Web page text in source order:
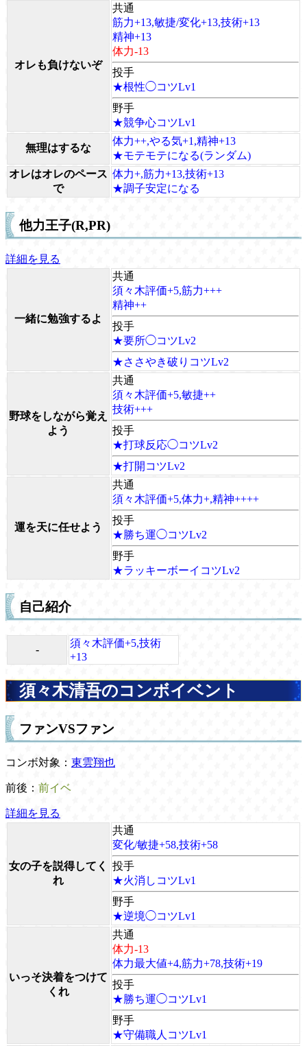
オレも負けないぞ
共通
筋力+13,敏捷/変化+13,技術+13
精神+13
体力-13
投手
★根性◯コツLv1
野手
★競争心コツLv1
無理はするな
体力++,やる気+1,精神+13
★モテモテになる(ランダム)
オレはオレのペース
で
体力+,筋力+13,技術+13
★調子安定になる
他力王子(R,PR)
詳細を見る
一緒に勉強するよ
共通
須々木評価+5,筋力+++
精神++
投手
★要所◯コツLv2
★ささやき破りコツLv2
野球をしながら覚え
よう
共通
須々木評価+5,敏捷++
技術+++
投手
★打球反応◯コツLv2
★打開コツLv2
運を天に任せよう
共通
須々木評価+5,体力+,精神++++
投手
★勝ち運◯コツLv2
野手
★ラッキーボーイコツLv2
自己紹介
-
須々木評価+5,技術
+13
須々木清吾のコンボイベント
ファンVSファン
コンボ対象： 東雲翔也
前後： 前イベ
詳細を見る
女の子を説得してく
れ
共通
変化/敏捷+58,技術+58
投手
★火消しコツLv1
野手
★逆境◯コツLv1
いっそ決着をつけて
くれ
共通
体力-13
体力最大値+4,筋力+78,技術+19
投手
★勝ち運◯コツLv1
野手
★守備職人コツLv1